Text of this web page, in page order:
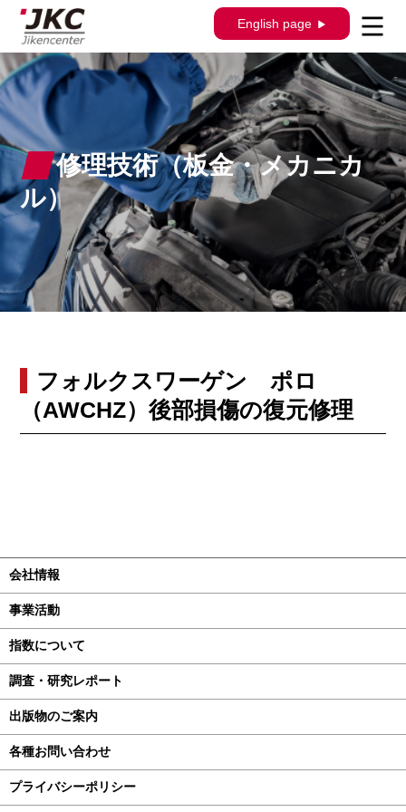
English page
修理技術（板金・メカニカ
ル）
フォルクスワーゲン ポロ
（AWCHZ）後部損傷の復元修理
会社情報
事業活動
指数について
調査・研究レポート
出版物のご案内
各種お問い合わせ
プライバシーポリシー